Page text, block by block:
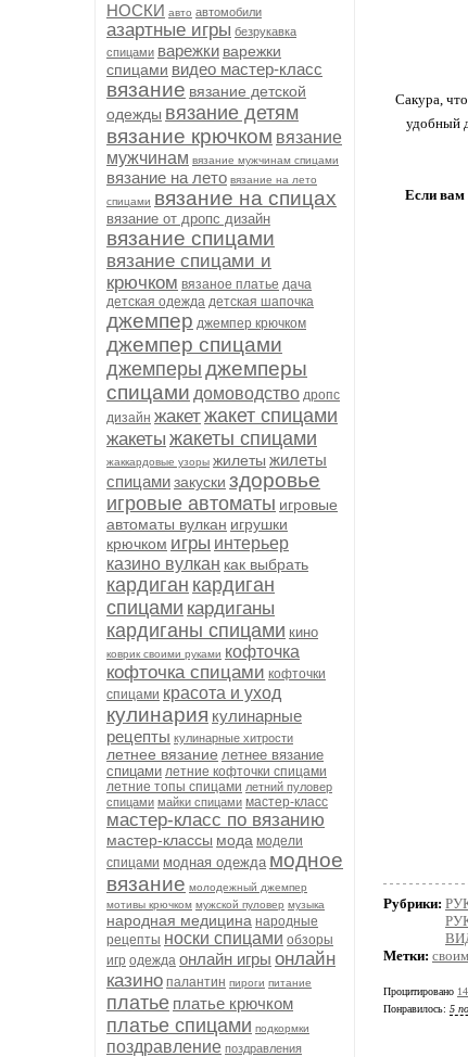
НОСКИ авто автомобили
азартные игры безрукавка
спицами варежки варежки
спицами видео мастер-класс
вязание вязание детской
одежды вязание детям
вязание крючком вязание
мужчинам вязание мужчинам спицами
вязание на лето вязание на лето
спицами вязание на спицах
вязание от дропс дизайн
вязание спицами
вязание спицами и
крючком вязаное платье дача
детская одежда детская шапочка
джемпер джемпер крючком
джемпер спицами
джемперы джемперы
спицами домоводство дропс
дизайн жакетжакет спицами
жакеты жакеты спицами
жаккардовые узоры жилеты жилеты
спицамизакуски здоровье
игровые автоматы игровые
автоматы вулкан игрушки
крючком игры интерьер
казино вулкан как выбрать
кардиган кардиган
спицами кардиганы
кардиганы спицами кино
коврик своими руками кофточка
кофточка спицами кофточки
спицами красота и уход
кулинария кулинарные
рецепты кулинарные хитрости
летнее вязание летнее вязание
спицами летние кофточки спицами
летние топы спицами летний пуловер
спицами майки спицами мастер-класс
мастер-класс по вязанию
мастер-классы мода модели
спицами модная одежда модное
вязание молодежный джемпер
мотивы крючком мужской пуловер музыка
народная медицина народные
рецепты носки спицами обзоры
игр одежда онлайн игры онлайн
казино палантин пироги питание
платье платье крючком
платье спицами подкормки
поздравление поздравления
Сакура,
удобный
Если вам
Рубрики:
Метки:
Процитировано
Понравилось: 5